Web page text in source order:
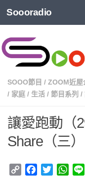
Soooradio
SOOO節目 / ZOOM近屋
/ 家庭 / 生活 / 節目系列 /
讓愛跑動（
Share（三）
Copy
Facebook
Twitter